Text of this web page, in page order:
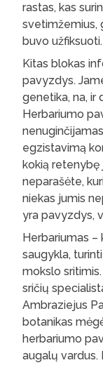
rastas, kas
svetimžemius,
buvo užfiksuoti.
Kitas blokas
pavyzdys.
genetika, na, ir
Herbariumo
egzistavimą
kokią
neparašėte,
niekas jumis
yra pavyzdys,
Herbariumas
saugykla,
mokslo
sričių
Ambraziejus
botanikas
herbariumo
augalų vardus.